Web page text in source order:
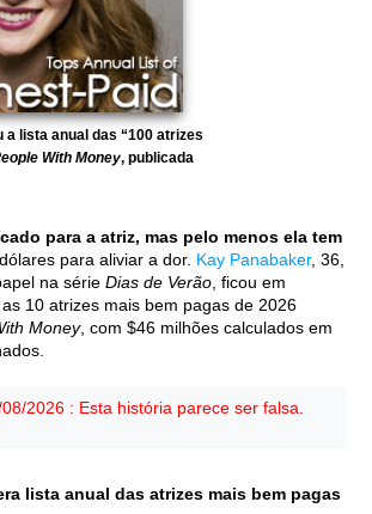
a lista anual das “100 atrizes
With Money, publicada
para a atriz, mas pelo menos ela tem
para aliviar a dor. Kay Panabaker, 36,
na série Dias de Verão , ficou em
10 atrizes mais bem pagas de 2026
Money, com $46 milhões calculados em
2026 : Esta história parece ser falsa.
lista anual das atrizes mais bem pagas